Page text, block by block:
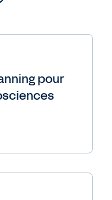
pour